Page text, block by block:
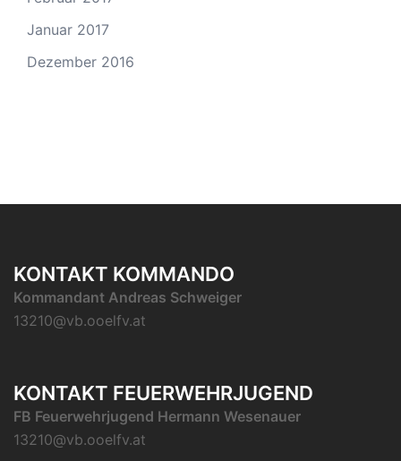
Januar 2017
Dezember 2016
KONTAKT KOMMANDO
Kommandant Andreas Schweiger
13210@vb.ooelfv.at
KONTAKT FEUERWEHRJUGEND
FB Feuerwehrjugend Hermann Wesenauer
13210@vb.ooelfv.at